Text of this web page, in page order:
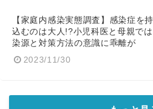
【家庭内感染実態調査】感染症を
込むのは大人!?小児科医と母親で
染源と対策方法の意識に乖離が
2023/11/30